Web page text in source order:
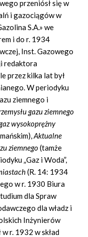
przeniósł się w
i gazociągów w
S.A.» we
i do r. 1934
Inst. Gazowego
redaktora
przez kilka lat był
W periodyku
ziemnego i
gazu ziemnego
wysokoprężny
Aktualne
ziemnego(tamże
„Gaz i Woda”,
(R. 14: 1934
w r. 1930 Biura
dla Spraw
dla władz i
Inżynierów
r. 1932 w skład